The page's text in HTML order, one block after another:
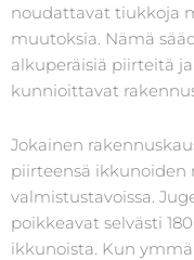
noudattavat tiukkoja
muutoksia. Nämä
alkuperäisiä piirteitä
kunnioittavat
Jokainen
piirteensä ikkunoiden
valmistustavoissa.
poikkeavat selvästi
ikkunoista. Kun